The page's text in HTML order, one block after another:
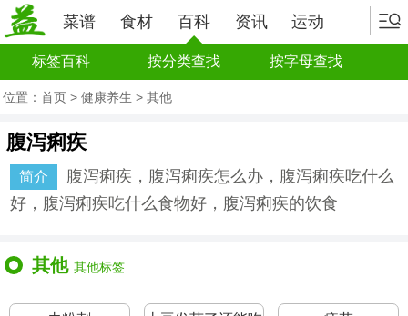
菜谱 食材 百科 资讯 运动
标签百科 按分类查找 按字母查找
位置： 首页 > 健康养生 > 其他
腹泻痢疾
简介
腹泻痢疾，腹泻痢疾怎么办，腹泻痢疾吃什么
好，腹泻痢疾吃什么食物好，腹泻痢疾的饮食
其他 其他标签